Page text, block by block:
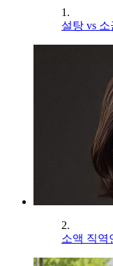
1.
설탕 vs
2.
소액 직역